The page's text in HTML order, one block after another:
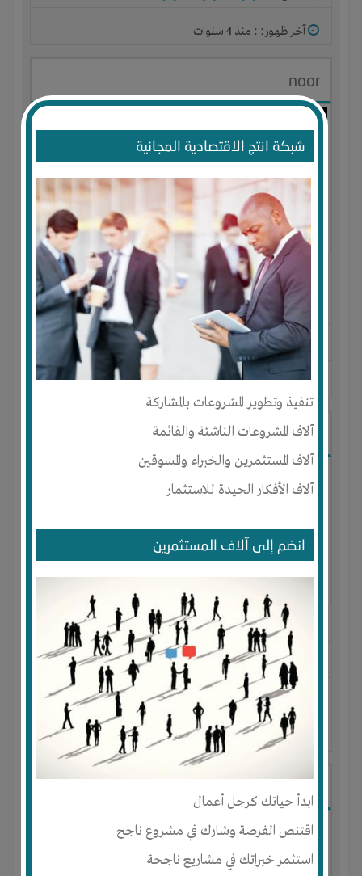
شبكة انتج الاقتصادية المجانية
تنفيذ وتطوير المشروعات بالمشاركة
آلاف المشروعات الناشئة والقائمة
آلاف المستثمرين والخبراء والمسوقين
آلاف الأفكار الجيدة للاستثمار
انضم إلى آلاف المستثمرين
ابدأ حياتك كرجل أعمال
اقتنص الفرصة وشارك في مشروع ناجح
استثمر خبراتك في مشاريع ناجحة
آخر ظهور: : منذ 4 سنوات
noor
الجنس : أنثى
لديـه : الخبرات-المكان-
المكان :الامارات العربية المتحدة ابوظبى ابوظبى
آخر ظهور: : منذ 4 سنوات
Ebrahim Elsayed
الجنس : ذكر
لديـه :المال الخبرات الوقت - المكان-شركة أو مصنع أو
ورشة
المكان :مصر -القاهرة -مصر الجديدة
آخر ظهور: : منذ 4 سنوات